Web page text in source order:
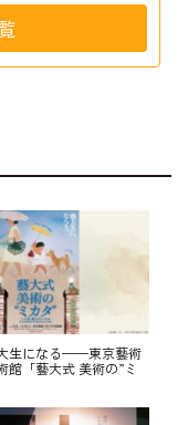
生になる——東京藝術
館「藝大式 美術の”ミ